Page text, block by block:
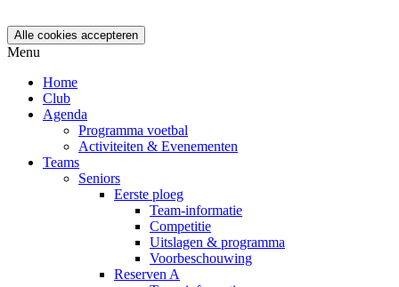
Menu
Home
Club
Agenda
Programma voetbal
Activiteiten & Evenementen
Teams
Seniors
Eerste ploeg
Team-informatie
Competitie
Uitslagen & programma
Voorbeschouwing
Reserven A